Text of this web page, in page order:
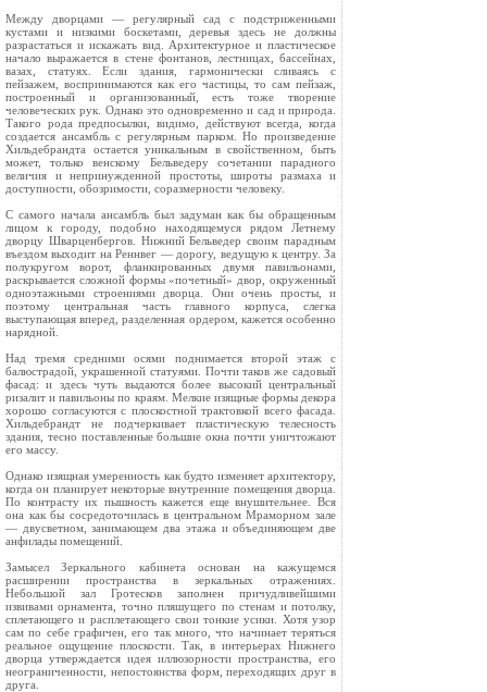
Между дворцами — регулярный сад с подстриженными
кустами и низкими боскетами, деревья здесь не должны
разрастаться и искажать вид. Архитектурное и пластическое
начало выражается в стене фонтанов, лестницах, бассейнах,
вазах, статуях. Если здания, гармонически сливаясь с
пейзажем, воспринимаются как его частицы, то сам пейзаж,
построенный и организованный, есть тоже творение
человеческих рук. Однако это одновременно и сад и природа.
Такого рода предпосылки, видимо, действуют всегда, когда
создается ансамбль с регулярным парком. Но произведение
Хильдебрандта остается уникальным в свойственном, быть
может, только венскому Бельведеру сочетании парадного
величия и непринужденной простоты, широты размаха и
доступности, обозримости, соразмерности человеку.
С самого начала ансамбль был задуман как бы обращенным
лицом к городу, подобно находящемуся рядом Летнему
дворцу Шварценбергов. Нижний Бельведер своим парадным
въездом выходит на Реннвег — дорогу, ведущую к центру. За
полукругом ворот, фланкированных двумя павильонами,
раскрывается сложной формы «почетный» двор, окруженный
одноэтажными строениями дворца. Они очень просты, и
поэтому центральная часть главного корпуса, слегка
выступающая вперед, разделенная ордером, кажется особенно
нарядной.
Над тремя средними осями поднимается второй этаж с
балюстрадой, украшенной статуями. Почти таков же садовый
фасад: и здесь чуть выдаются более высокий центральный
ризалит и павильоны по краям. Мелкие изящные формы декора
хорошо согласуются с плоскостной трактовкой всего фасада.
Хильдебрандт не подчеркивает пластическую телесность
здания, тесно поставленные большие окна почти уничтожают
его массу.
Однако изящная умеренность как будто изменяет архитектору,
когда он планирует некоторые внутренние помещения дворца.
По контрасту их пышность кажется еще внушительнее. Вся
она как бы сосредоточилась в центральном Мраморном зале
— двусветном, занимающем два этажа и объединяющем две
анфилады помещений.
Замысел Зеркального кабинета основан на кажущемся
расширении пространства в зеркальных отражениях.
Небольшой зал Гротесков заполнен причудливейшими
извивами орнамента, точно пляшущего по стенам и потолку,
сплетающего и расплетающего свои тонкие усики. Хотя узор
сам по себе графичен, его так много, что начинает теряться
реальное ощущение плоскости. Так, в интерьерах Нижнего
дворца утверждается идея иллюзорности пространства, его
неограниченности, непостоянства форм, переходящих друг в
друга.